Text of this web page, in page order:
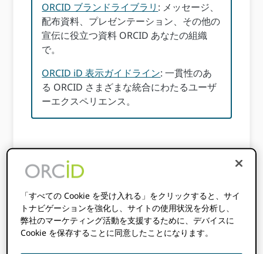
ORCID ブランドライブラリ : メッセージ、
配布資料、プレゼンテーション、その他の
宣伝に役立つ資料 ORCID あなたの組織
で。
ORCID iD 表示ガイドライン: 一貫性のあ
る ORCID さまざまな統合にわたるユーザ
ーエクスペリエンス。
一般的なブランドガイ
ダンス
ほとんどの材料はORCIDブランドライブラ
リ出版されているのはCC0ライセンス, ORCID
「すべての Cookie を受け入れる」をクリックすると、サイ
トナビゲーションを強化し、サイトの使用状況を分析し、
弊社のマーケティング活動を支援するために、デバイスに
Cookie を保存することに同意したことになります。